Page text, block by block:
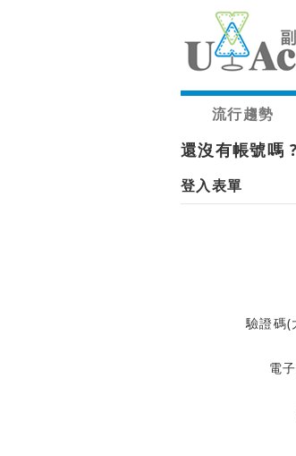
流行趨勢
還沒有帳號嗎
登入表單
驗證碼(
電